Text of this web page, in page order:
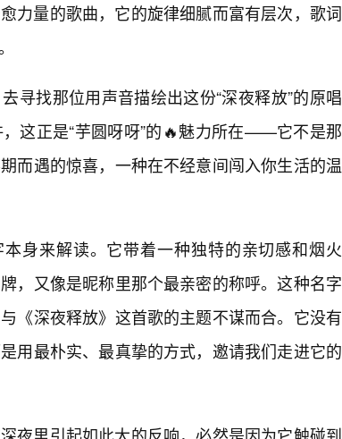
力量的歌曲，它的旋律细腻而富有层次，歌词
寻找那位用声音描绘出这份“深夜释放”的原唱
这正是“芋圆呀呀”的🔥魅力所在——它不是那
而遇的惊喜，一种在不经意间闯入你生活的温
身来解读。它带着一种独特的亲切感和烟火
，又像是昵称里那个最亲密的称呼。这种名字
《深夜释放》这首歌的主题不谋而合。它没有
用最朴实、最真挚的方式，邀请我们走进它的